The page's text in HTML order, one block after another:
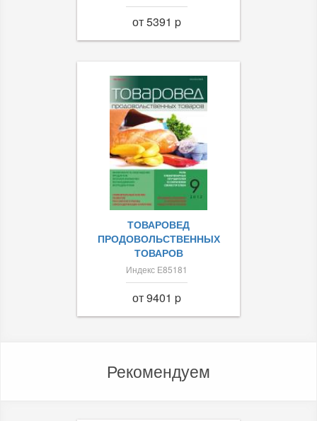
от 5391 p
ТОВАРОВЕД
ПРОДОВОЛЬСТВЕННЫХ
ТОВАРОВ
Индекс Е85181
от 9401 p
Рекомендуем